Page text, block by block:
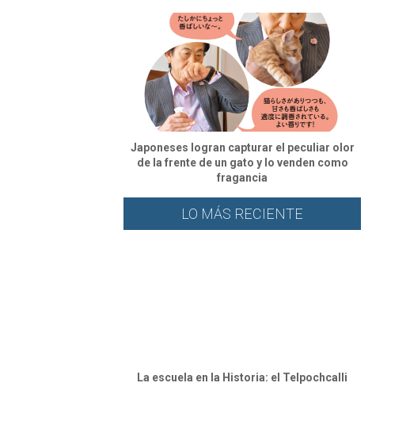
Japoneses logran capturar el peculiar olor
de la frente de un gato y lo venden como
fragancia
LO MÁS RECIENTE
La escuela en la Historia: el Telpochcalli